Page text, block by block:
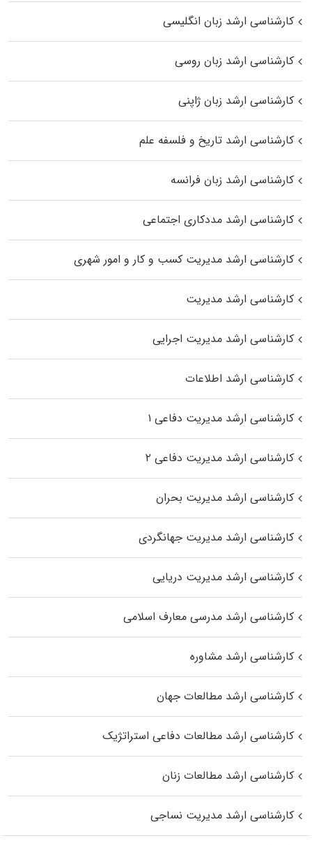
کارشناسی ارشد زبان انگلیسی
کارشناسی ارشد زبان روسی
کارشناسی ارشد زبان ژاپنی
کارشناسی ارشد تاریخ و فلسفه علم
کارشناسی ارشد زبان فرانسه
کارشناسی ارشد مددکاری اجتماعی
کارشناسی ارشد مدیریت کسب و کار و امور شهری
کارشناسی ارشد مدیریت
کارشناسی ارشد مدیریت اجرایی
کارشناسی ارشد اطلاعات
کارشناسی ارشد مدیریت دفاعی ۱
کارشناسی ارشد مدیریت دفاعی ۲
کارشناسی ارشد مدیریت بحران
کارشناسی ارشد مدیریت جهانگردی
کارشناسی ارشد مدیریت دریایی
کارشناسی ارشد مدرسی معارف اسلامی
کارشناسی ارشد مشاوره
کارشناسی ارشد مطالعات جهان
کارشناسی ارشد مطالعات دفاعی استراتژیک
کارشناسی ارشد مطالعات زنان
کارشناسی ارشد مدیریت نساجی